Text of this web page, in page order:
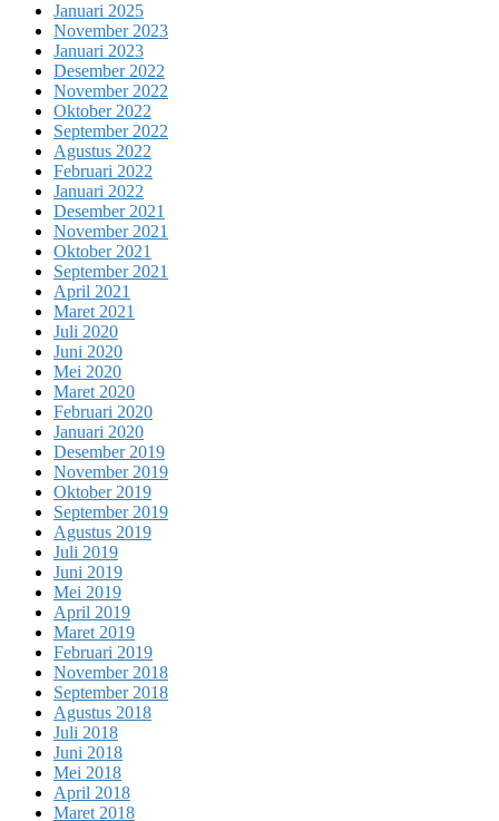
Januari 2025
November 2023
Januari 2023
Desember 2022
November 2022
Oktober 2022
September 2022
Agustus 2022
Februari 2022
Januari 2022
Desember 2021
November 2021
Oktober 2021
September 2021
April 2021
Maret 2021
Juli 2020
Juni 2020
Mei 2020
Maret 2020
Februari 2020
Januari 2020
Desember 2019
November 2019
Oktober 2019
September 2019
Agustus 2019
Juli 2019
Juni 2019
Mei 2019
April 2019
Maret 2019
Februari 2019
November 2018
September 2018
Agustus 2018
Juli 2018
Juni 2018
Mei 2018
April 2018
Maret 2018